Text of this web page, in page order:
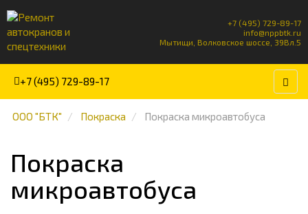
+7 (495) 729-89-17
info@nppbtk.ru
Мытищи, Волковское шоссе, 39Вл.5
+7 (495) 729-89-17
ООО "БТК" Покраска Покраска микроавтобуса
Покраска
микроавтобуса